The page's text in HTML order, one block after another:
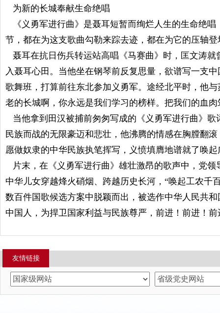
为新的长城奉献生命绝唱
《义勇军进行曲》是聂耳短暂而绚烂人生的生命绝
节，都在为这支歌曲勾勒来踪去迹，都在为它的压轴
聂耳在抗日伤兵转运站高唱《马赛曲》时，匡文涛
入聂耳心田。当他坐在钢琴前反复思量，欲谱写一支
歌舞班，打算前往东北参加义勇军。途经北平时，他
老的长城啊，你永远是我们学习的榜样。把我们的血
当他拿到田汉被捕前匆匆写成的《义勇军进行曲》
民族而战的无限豪迈和悲壮，他沸腾的情感在胸膛翻
愿做奴隶的中华民族执笔挥写，义愤填膺地谱就了唤
片末，在《义勇军进行曲》雄壮激昂的歌声中，党
中华儿女穿越烽火硝烟、跨越历史长河，“唤起工农千
数百件国歌候选方案中脱颖而出，被选作中华人民共
中国人，为捍卫国家利益与民族尊严，前进！前进！前
友情链接